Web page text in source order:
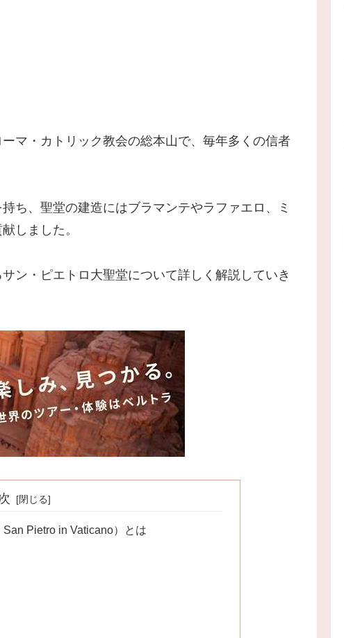
マ・カトリック教会の総本山で、毎年多くの信者
ち、聖堂の建造にはブラマンテやラファエロ、ミ
しました。
ン・ピエトロ大聖堂について詳しく解説していき
Pietro in Vaticano）とは